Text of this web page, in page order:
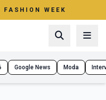
WEEK
Google News Moda